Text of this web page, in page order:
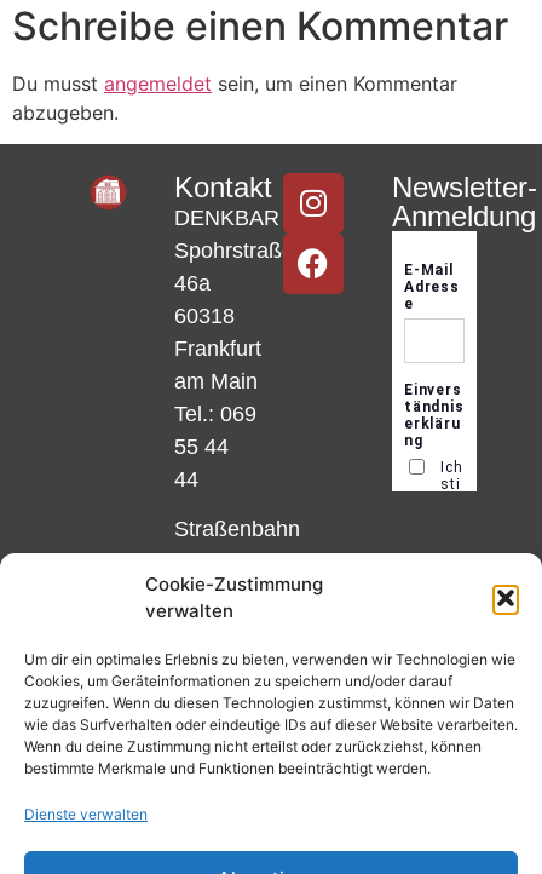
Cookie-Zustimmung
verwalten
Um dir ein optimales Erlebnis zu bieten, verwenden wir Technologien wie
Cookies, um Geräteinformationen zu speichern und/oder darauf
zuzugreifen. Wenn du diesen Technologien zustimmst, können wir Daten
wie das Surfverhalten oder eindeutige IDs auf dieser Website verarbeiten.
Wenn du deine Zustimmung nicht erteilst oder zurückziehst, können
bestimmte Merkmale und Funktionen beeinträchtigt werden.
Dienste verwalten
Schreibe einen Kommentar
Du musst angemeldet sein, um einen Kommentar
abzugeben.
Kontakt
DENKBAR
Spohrstraße
46a
60318
Frankfurt
am Main
Tel.: 069
55 44
44
Straßenbahn
und 12,
Matthias-
Beltz-
Platz
oder
Haltestelle
Newsletter-
Anmeldung